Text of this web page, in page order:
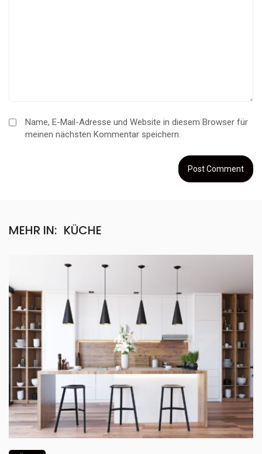
Name, E-Mail-Adresse und Website in diesem Browser für
meinen nächsten Kommentar speichern.
MEHR IN: KÜCHE